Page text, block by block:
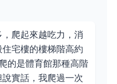
爬起來越吃力，消
宅樓的樓梯階高約
的是體育館那種高階
實話，我爬過一次